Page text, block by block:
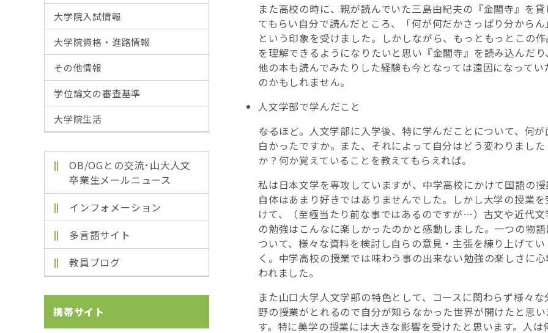
また高校の時に、親が読んでいた三島由紀夫の『金閣寺』を貸
てもらい自分で読んだところ、「何が何だかさっぱり分からん」
という印象を受けました。しかしながら、もっともっとこの作
を理解できるようになりたいと思い『金閣寺』を読み込んだり、
他の本も読んでみたりした経験も今となっては遠因になってい
のかもしれません。
人文学部で学んだこと
――なるほど。人文学部に入学後、特に学んだことについて、何が
白かったですか。また、それによって自分はどう変わりました
か？何か覚えていることを教えてもらえれば。
私は日本文学を専攻していますが、中学高校にかけて国語の授
自体はあまり好きではありませんでした。しかし大学の授業を
けて、（至極当たり前な事ではあるのですが…）古文や近代文
の勉強はこんなに楽しかったのかと感動しました。一つの物語
ついて、様々な資料を検討し自らの意見・主張を練り上げてい
く。中学高校の授業では味わう事の出来ない勉強の楽しさに心
われました。
また山口大学人文学部の特色として、コースに関わらず様々な
野の授業がとれるので自分が知らなかった世界が開けたと思い
す。特に美学の授業には大きな影響を受けたと思います。人は
大学院入試情報
大学院資格・進路情報
その他情報
学位論文の審査基準
大学院生活
OB/OGとの交流･山大人文
卒業生メールニュース
インフォメーション
多言語サイト
教員ブログ
携帯サイト
いろいろな言語に触れてみません
か？異文化理解は、世界言語の多
様性を知ることから始まります...
ギリシアの哲学者た
とは今でも問題なんで